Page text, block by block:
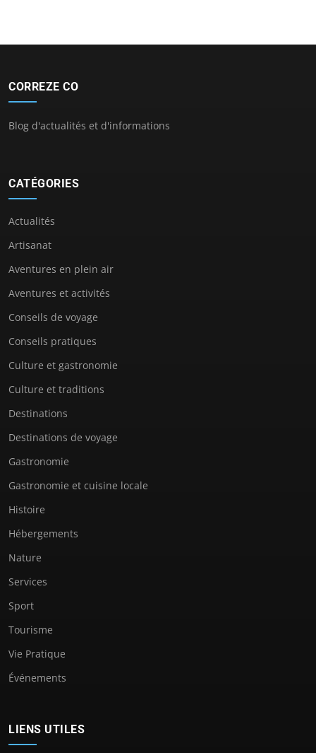
CORREZE CO
Blog d'actualités et d'informations
CATÉGORIES
Actualités
Artisanat
Aventures en plein air
Aventures et activités
Conseils de voyage
Conseils pratiques
Culture et gastronomie
Culture et traditions
Destinations
Destinations de voyage
Gastronomie
Gastronomie et cuisine locale
Histoire
Hébergements
Nature
Services
Sport
Tourisme
Vie Pratique
Événements
LIENS UTILES